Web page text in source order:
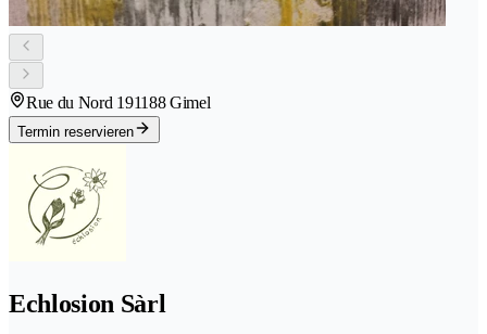
Rue du Nord 191188 Gimel
Termin reservieren
Echlosion Sàrl